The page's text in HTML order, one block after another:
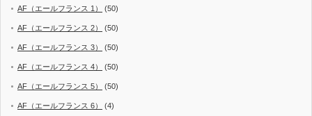
AF（エールフランス 1） (50)
AF（エールフランス 2） (50)
AF（エールフランス 3） (50)
AF（エールフランス 4） (50)
AF（エールフランス 5） (50)
AF（エールフランス 6） (4)